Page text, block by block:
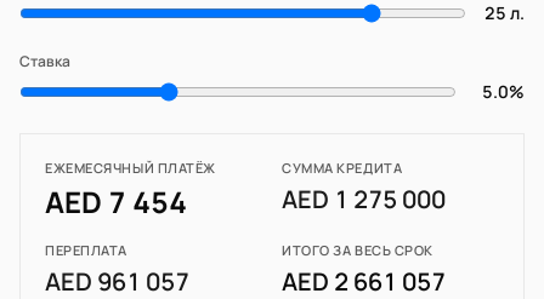
25 л.
Ставка
5.0%
ЕЖЕМЕСЯЧНЫЙ ПЛАТЁЖ
AED 7 454
СУММА КРЕДИТА
AED 1 275 000
ПЕРЕПЛАТА
AED 961 057
ИТОГО ЗА ВЕСЬ СРОК
AED 2 661 057